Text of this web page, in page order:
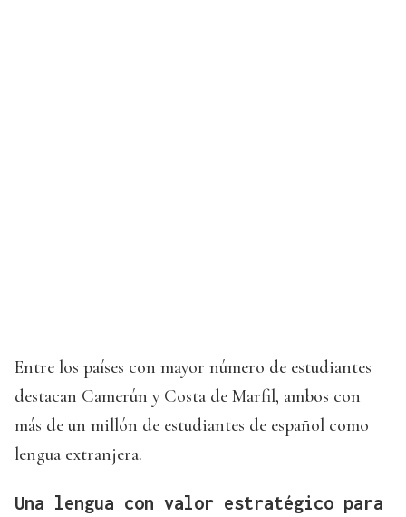
Entre los países con mayor número de estudiantes
destacan Camerún y Costa de Marfil, ambos con
más de un millón de estudiantes de español como
lengua extranjera.
Una lengua con valor estratégico para